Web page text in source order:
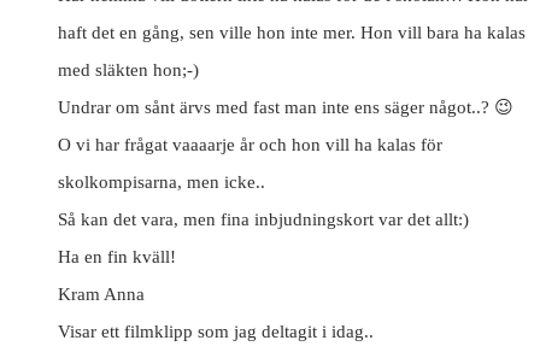
haft det en gång, sen ville hon inte mer. Hon vill bara ha kalas
med släkten hon;-)
Undrar om sånt ärvs med fast man inte ens säger något..? 😉
O vi har frågat vaaaarje år och hon vill ha kalas för
skolkompisarna, men icke..
Så kan det vara, men fina inbjudningskort var det allt:)
Ha en fin kväll!
Kram Anna
Visar ett filmklipp som jag deltagit i idag..